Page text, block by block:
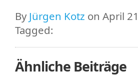
ByJürgen Kotz on April
Tagged:
Ähnliche Beiträge